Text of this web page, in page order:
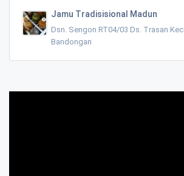
Jamu Tradisisional Madun
Dsn. Sengon RT04/03 Ds. Trasan Kec.
Bandongan